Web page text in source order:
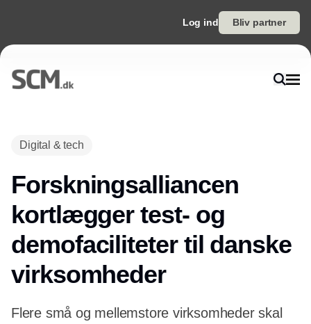
Log ind Bliv partner
Digital & tech
Forskningsalliancen
kortlægger test- og
demofaciliteter til danske
virksomheder
Flere små og mellemstore virksomheder skal